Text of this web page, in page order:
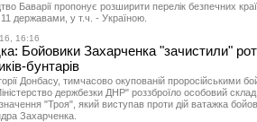
Баварії пропонує розширити перелік безпечних
11 державами, у т.ч. - Україною.
16:16
Бойовики Захарченка "зачистили"
бунтарів
Донбасу, тимчасово окупованій проросійськими
держбезки ДНР" роззброїло особовий
"Троя", який виступав проти дій ватажка
Захарченка.